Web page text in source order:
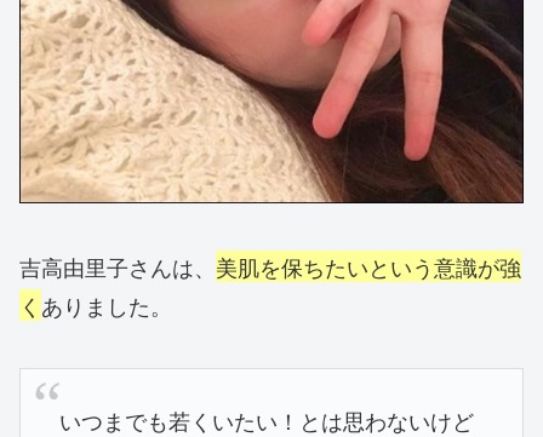
吉高由里子さんは、 美肌を保ちたいという意識が強
く ありました。
いつまでも若くいたい！とは思わないけど